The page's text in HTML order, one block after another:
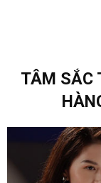
TÂM SẮC